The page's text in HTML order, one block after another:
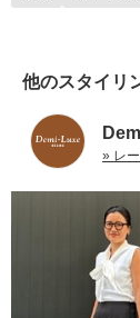
他のスタイリ
» レ